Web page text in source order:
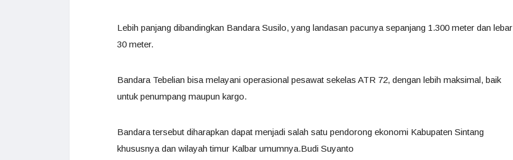
Lebih panjang dibandingkan Bandara Susilo, yang landasan pacunya sepanjang 1.300 meter dan lebar
30 meter.
Bandara Tebelian bisa melayani operasional pesawat sekelas ATR 72, dengan lebih maksimal, baik
untuk penumpang maupun kargo.
Bandara tersebut diharapkan dapat menjadi salah satu pendorong ekonomi Kabupaten Sintang
khususnya dan wilayah timur Kalbar umumnya.Budi Suyanto